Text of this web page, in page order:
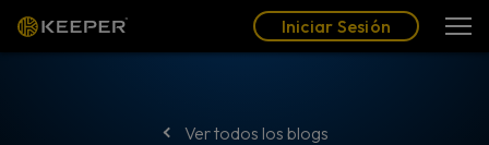
Iniciar Sesión
Ver todos los blogs